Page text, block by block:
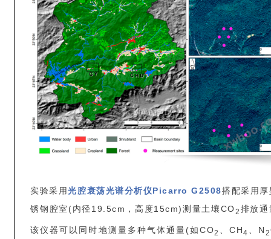
实验采用光腔衰荡光谱分析仪Picarro G2508搭配采用厚
锈钢腔室(内径19.5cm，高度15cm)测量土壤CO2 排放通
该仪器可以同时地测量多种气体通量(如CO2 、CH4 、N 2